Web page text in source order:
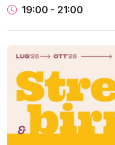
19:00 - 21:00